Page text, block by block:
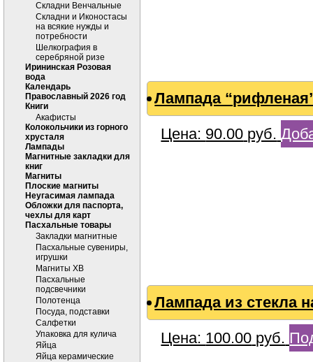
Складни Венчальные
Складни и Иконостасы
на всякие нужды и
потребности
Шелкография в
серебряной ризе
Ирининская Розовая
вода
Календарь
Православный 2026 год
Книги
Акафисты
Колокольчики из горного
хрусталя
Лампады
Магнитные закладки для
книг
Магниты
Плоские магниты
Неугасимая лампада
Обложки для паспорта,
чехлы для карт
Пасхальные товары
Закладки магнитные
Пасхальные сувениры,
игрушки
Магниты ХВ
Пасхальные
подсвечники
Полотенца
Посуда, подставки
Салфетки
Упаковка для кулича
Яйца
Яйца керамические
Лампада
Цена: 90.00 руб.
Лампада из стекла
Цена: 100.00 руб.